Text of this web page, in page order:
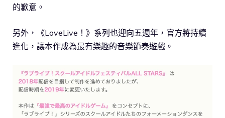
的歉意。
另外，《LoveLive！》系列也迎向五週年，官方將持續
進化，讓本作成為最有樂趣的音樂節奏遊戲。